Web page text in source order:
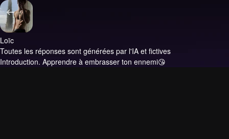
Loïc
Toutes les réponses sont générées par l'IA et fictives
Introduction. Apprendre à embrasser ton ennemi😘